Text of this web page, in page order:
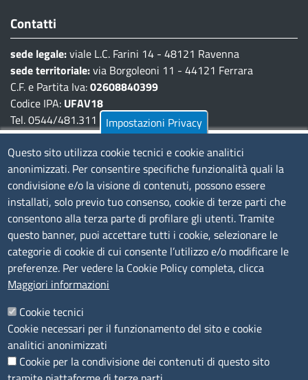
Contatti
sede legale:viale L.C. Farini 14 - 48121 Ravenna
sede territoriale:via Borgoleoni 11 - 44121 Ferrara
C.F. e Partita Iva:02608840399
Codice IPA: UFAV18
Tel. 0544/481.311 - 0532/783.711
Pec:cciaa@pec.fera.camcom.it
Amministrazione Trasparente
Bandi di gara
Bilanci
Concorsi e selezioni
Procedimenti
Provvedimenti
Seguici su
Sito web
Impostazioni Privacy
Questo sito utilizza cookie tecnici e cookie analitici
anonimizzati. Per consentire specifiche funzionalità quali la
condivisione e/o la visione di contenuti, possono essere
installati, solo previo tuo consenso, cookie di terze parti che
consentono alla terza parte di profilare gli utenti. Tramite
questo banner, puoi accettare tutti i cookie, selezionare le
categorie di cookie di cui consente l’utilizzo e/o modificare le
preferenze. Per vedere la Cookie Policy completa, clicca
Maggiori informazioni
Cookie tecnici
Cookie necessari per il funzionamento del sito e cookie
analitici anonimizzati
Cookie per la condivisione dei contenuti di questo sito